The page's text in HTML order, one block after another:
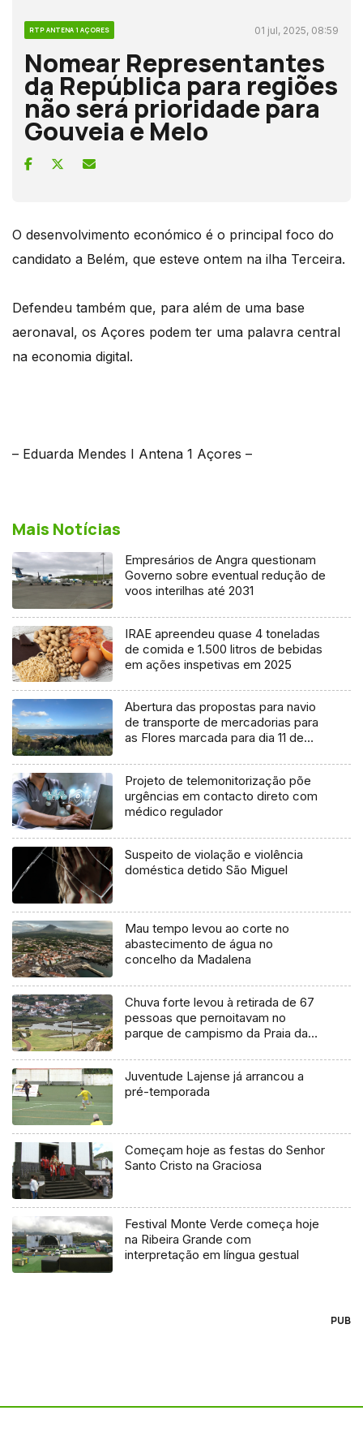
RTP ANTENA 1 AÇORES 01 jul, 2025, 08:59
Nomear Representantes
da República para regiões
não será prioridade para
Gouveia e Melo
O desenvolvimento económico é o principal foco do
candidato a Belém, que esteve ontem na ilha Terceira.
Defendeu também que, para além de uma base
aeronaval, os Açores podem ter uma palavra central
na economia digital.
– Eduarda Mendes I Antena 1 Açores –
Mais Notícias
Empresários de Angra questionam
Governo sobre eventual redução de
voos interilhas até 2031
IRAE apreendeu quase 4 toneladas
de comida e 1.500 litros de bebidas
em ações inspetivas em 2025
Abertura das propostas para navio
de transporte de mercadorias para
as Flores marcada para dia 11 de
Projeto de telemonitorização põe
urgências em contacto direto com
médico regulador
Suspeito de violação e violência
doméstica detido São Miguel
Mau tempo levou ao corte no
abastecimento de água no
concelho da Madalena
Chuva forte levou à retirada de 67
pessoas que pernoitavam no
parque de campismo da Praia da
Juventude Lajense já arrancou a
pré-temporada
Começam hoje as festas do Senhor
Santo Cristo na Graciosa
Festival Monte Verde começa hoje
na Ribeira Grande com
interpretação em língua gestual
PUB